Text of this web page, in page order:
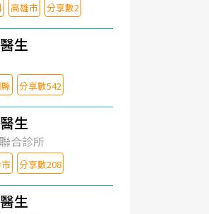
高雄市 分享數2
生
分享數542
生
合診所
分享數208
生